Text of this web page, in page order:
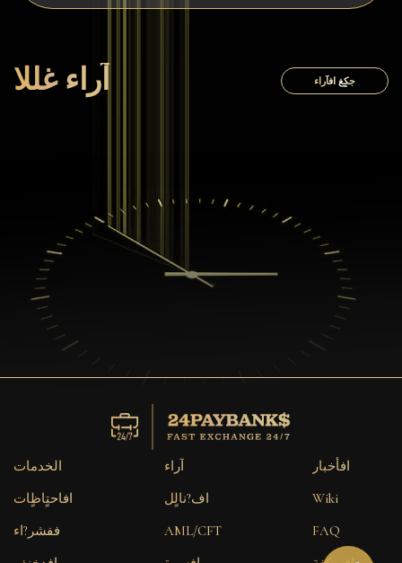
آراء غللا جكٍغ افآراء
الخدمات
افاحتٍاظٍات
ففشر?اء
آراء
اف?نالٍل
AML/CFT
افأخبار
Wiki
FAQ